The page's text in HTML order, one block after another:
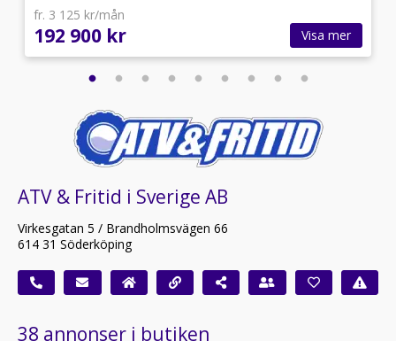
fr. 3 125 kr/mån
192 900 kr Visa mer
ATV & Fritid i Sverige AB
Virkesgatan 5 / Brandholmsvägen 66
614 31 Söderköping
38 annonser i butiken